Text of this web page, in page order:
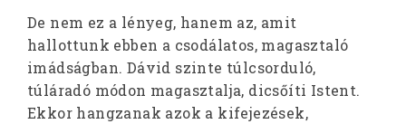
De nem ez a lényeg, hanem az, amit
hallottunk ebben a csodálatos, magasztaló
imádságban. Dávid szinte túlcsorduló,
túláradó módon magasztalja, dicsőíti Istent.
Ekkor hangzanak azok a kifejezések,